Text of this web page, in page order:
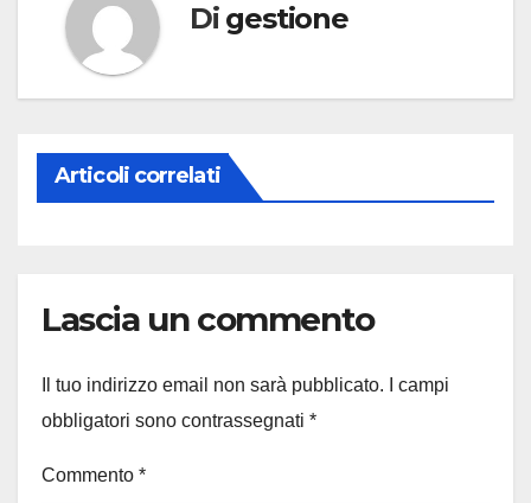
Di gestione
Articoli correlati
Lascia un commento
Il tuo indirizzo email non sarà pubblicato.
I campi
obbligatori sono contrassegnati *
Commento *